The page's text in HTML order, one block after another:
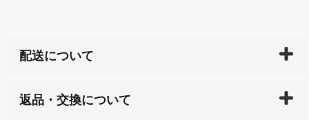
配送について
天ペイ」の方はご注文受付後）、 長崎県下全域に点在
返品・交換について